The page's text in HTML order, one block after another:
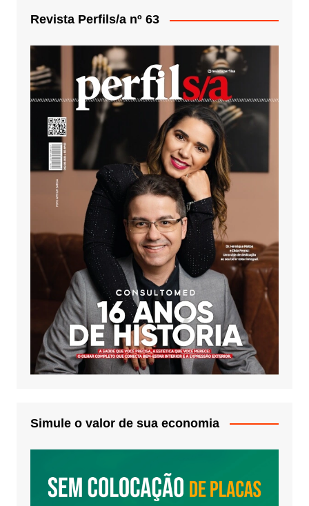
Revista Perfils/a nº 63
Simule o valor de sua economia